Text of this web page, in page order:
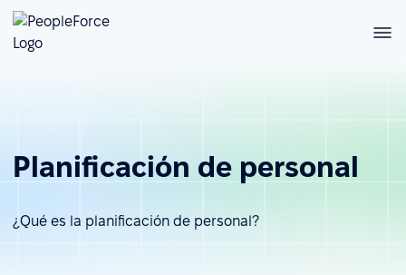
Planificación de personal
¿Qué es la planificación de personal?